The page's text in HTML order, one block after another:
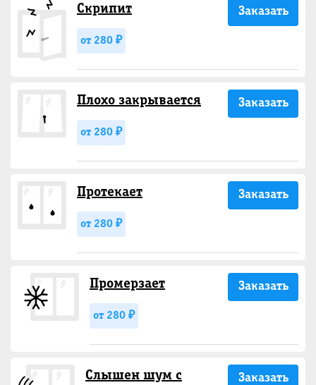
Скрипит
от 280 ₽
Заказать
Плохо закрывается
от 280 ₽
Заказать
Протекает
от 280 ₽
Заказать
Промерзает
от 280 ₽
Заказать
Слышен шум с
Заказать